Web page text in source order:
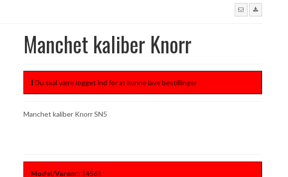
Manchet kaliber Knorr
Du skal være logget ind for at kunne lave bestillinger
Manchet kaliber Knorr SN5
Model/Varenr.: 14561